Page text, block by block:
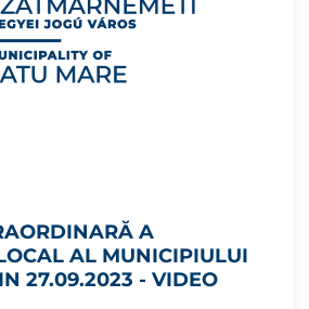
A
AL MUNICIPIULUI
27.09.2023 - VIDEO